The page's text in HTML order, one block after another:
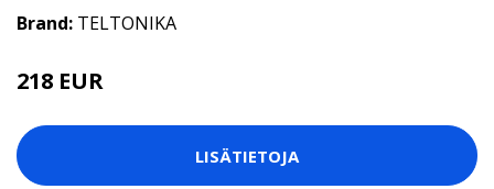
Brand: TELTONIKA
218 EUR
LISÄTIETOJA